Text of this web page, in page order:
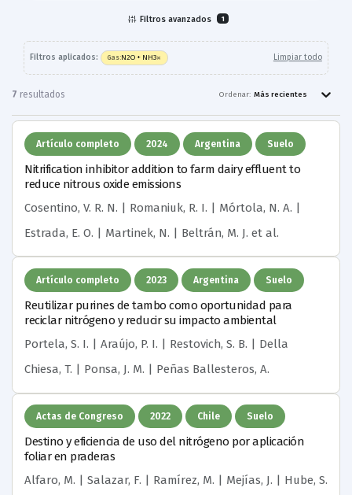
Filtros avanzados 1
Filtros aplicados: Gas:N2O + NH3× Limpiar todo
7 resultados Ordenar: Más recientes
Artículo completo 2024 Argentina Suelo
Nitrification inhibitor addition to farm dairy effluent to
reduce nitrous oxide emissions
Cosentino, V. R. N. | Romaniuk, R. I. | Mórtola, N. A. |
Estrada, E. O. | Martinek, N. | Beltrán, M. J. et al.
Artículo completo 2023 Argentina Suelo
Reutilizar purines de tambo como oportunidad para
reciclar nitrógeno y reducir su impacto ambiental
Portela, S. I. | Araújo, P. I. | Restovich, S. B. | Della
Chiesa, T. | Ponsa, J. M. | Peñas Ballesteros, A.
Actas de Congreso 2022 Chile Suelo
Destino y eficiencia de uso del nitrógeno por aplicación
foliar en praderas
Alfaro, M. | Salazar, F. | Ramírez, M. | Mejías, J. | Hube, S.